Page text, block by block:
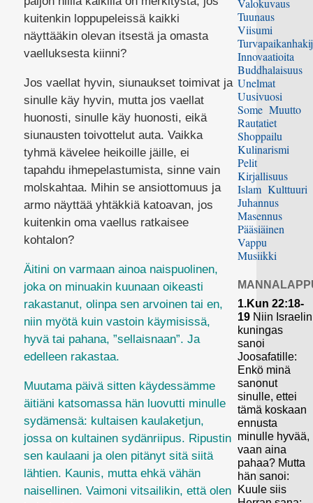
kuitenkin loppupeleissä kaikki
näyttääkin olevan itsestä ja omasta
vaelluksesta kiinni?
Jos vaellat hyvin, siunaukset toimivat ja
sinulle käy hyvin, mutta jos vaellat
huonosti, sinulle käy huonosti, eikä
siunausten toivottelut auta. Vaikka
tyhmä kävelee heikoille jäille, ei
tapahdu ihmepelastumista, sinne vain
molskahtaa. Mihin se ansiottomuus ja
armo näyttää yhtäkkiä katoavan, jos
kuitenkin oma vaellus ratkaisee
kohtalon?
Äitini on varmaan ainoa naispuolinen,
joka on minuakin kuunaan oikeasti
rakastanut, olinpa sen arvoinen tai en,
niin myötä kuin vastoin käymisissä,
hyvä tai pahana, ”sellaisnaan”. Ja
edelleen rakastaa.
Muutama päivä sitten käydessämme
äitiäni katsomassa hän luovutti minulle
sydämensä: kultaisen kaulaketjun,
jossa on kultainen sydänriipus. Ripustin
sen kaulaani ja olen pitänyt sitä siitä
lähtien. Kaunis, mutta ehkä vähän
naisellinen. Vaimoni vitsailikin, että olen
Valokuvaus
Tuunaus
Viisumi
Innovaatioita
Buddhalaisuus
Unelmat
Uusivuosi
Some Muutto
Rautatiet
Shoppailu
Kulinarismi
Pelit
Kirjallisuus
Islam Kulttuuri
Juhannus
Masennus
Pääsiäinen
Vappu
Musiikki
1.Kun 22:18-
19 Niin Israelin
kuningas
sanoi
Joosafatille:
Enkö minä
sanonut
sinulle, ettei
tämä koskaan
ennusta
minulle hyvää,
vaan aina
pahaa? Mutta
hän sanoi:
Kuule siis